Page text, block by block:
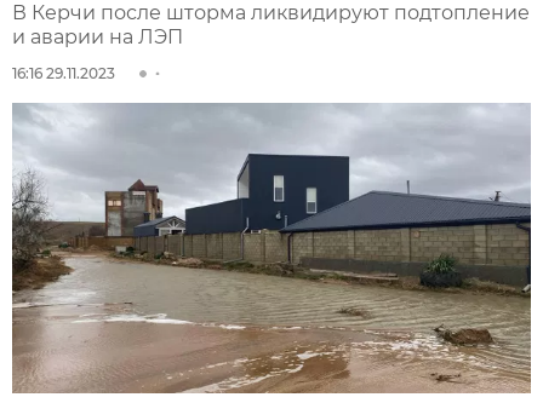
В Керчи после шторма ликвидируют подтопление
и аварии на ЛЭП
16:16 29.11.2023